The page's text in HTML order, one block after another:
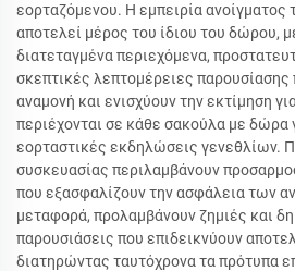
εορταζόμενου. Η εμπειρία ανοίγματος
αποτελεί μέρος του ίδιου του δώρου,
διατεταγμένα περιεχόμενα,
σκεπτικές λεπτομέρειες παρουσίασης
αναμονή και ενισχύουν την εκτίμηση
περιέχονται σε κάθε σακούλα με δώρα
εορταστικές εκδηλώσεις γενεθλίων.
συσκευασίας περιλαμβάνουν
που εξασφαλίζουν την ασφάλεια των
μεταφορά, προλαμβάνουν ζημιές και
παρουσιάσεις που επιδεικνύουν
διατηρώντας ταυτόχρονα τα πρότυπα